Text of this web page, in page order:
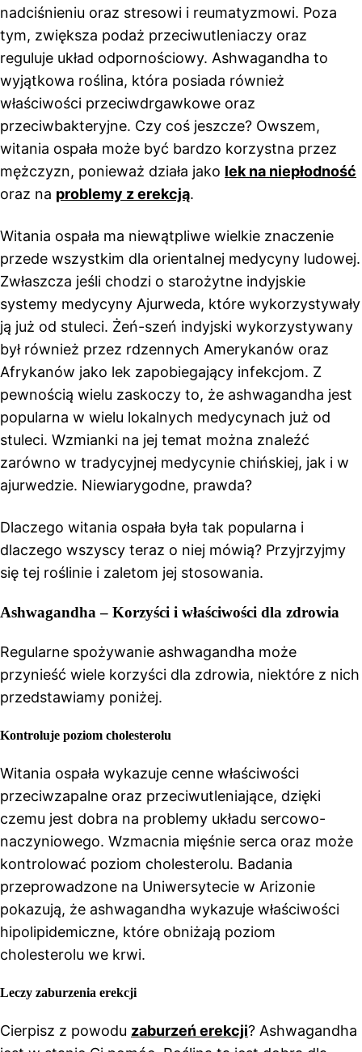
nadciśnieniu oraz stresowi i reumatyzmowi. Poza
tym, zwiększa podaż przeciwutleniaczy oraz
reguluje układ odpornościowy. Ashwagandha to
wyjątkowa roślina, która posiada również
właściwości przeciwdrgawkowe oraz
przeciwbakteryjne. Czy coś jeszcze? Owszem,
witania ospała może być bardzo korzystna przez
mężczyzn, ponieważ działa jako lek na niepłodność
oraz na problemy z erekcją.
Witania ospała ma niewątpliwe wielkie znaczenie
przede wszystkim dla orientalnej medycyny ludowej.
Zwłaszcza jeśli chodzi o starożytne indyjskie
systemy medycyny Ajurweda, które wykorzystywały
ją już od stuleci. Żeń-szeń indyjski wykorzystywany
był również przez rdzennych Amerykanów oraz
Afrykanów jako lek zapobiegający infekcjom. Z
pewnością wielu zaskoczy to, że ashwagandha jest
popularna w wielu lokalnych medycynach już od
stuleci. Wzmianki na jej temat można znaleźć
zarówno w tradycyjnej medycynie chińskiej, jak i w
ajurwedzie. Niewiarygodne, prawda?
Dlaczego witania ospała była tak popularna i
dlaczego wszyscy teraz o niej mówią? Przyjrzyjmy
się tej roślinie i zaletom jej stosowania.
Ashwagandha – Korzyści i właściwości dla zdrowia
Regularne spożywanie ashwagandha może
przynieść wiele korzyści dla zdrowia, niektóre z nich
przedstawiamy poniżej.
Kontroluje poziom cholesterolu
Witania ospała wykazuje cenne właściwości
przeciwzapalne oraz przeciwutleniające, dzięki
czemu jest dobra na problemy układu sercowo-
naczyniowego. Wzmacnia mięśnie serca oraz może
kontrolować poziom cholesterolu. Badania
przeprowadzone na Uniwersytecie w Arizonie
pokazują, że ashwagandha wykazuje właściwości
hipolipidemiczne, które obniżają poziom
cholesterolu we krwi.
Leczy zaburzenia erekcji
Cierpisz z powodu zaburzeń erekcji? Ashwagandha